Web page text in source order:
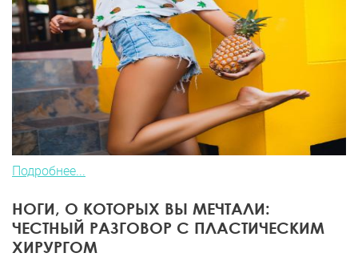
Подробнее...
НОГИ, О КОТОРЫХ ВЫ МЕЧТАЛИ:
ЧЕСТНЫЙ РАЗГОВОР С ПЛАСТИЧЕСКИМ
ХИРУРГОМ